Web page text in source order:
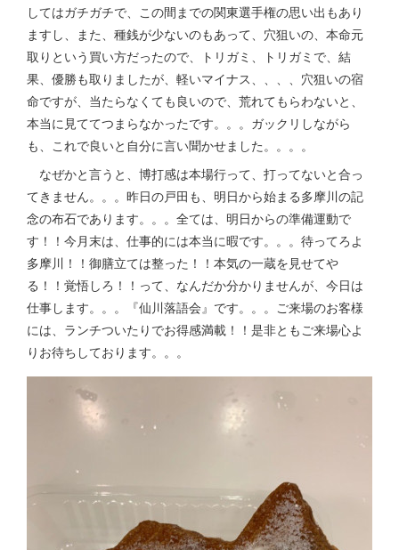
してはガチガチで、この間までの関東選手権の思い出もあり
ますし、また、種銭が少ないのもあって、穴狙いの、本命元
取りという買い方だったので、トリガミ、トリガミで、結
果、優勝も取りましたが、軽いマイナス、、、、穴狙いの宿
命ですが、当たらなくても良いので、荒れてもらわないと、
本当に見ててつまらなかったです。。。ガックリしながら
も、これで良いと自分に言い聞かせました。。。。
なぜかと言うと、博打感は本場行って、打ってないと合っ
てきません。。。昨日の戸田も、明日から始まる多摩川の記
念の布石であります。。。全ては、明日からの準備運動で
す！！今月末は、仕事的には本当に暇です。。。待ってろよ
多摩川！！御膳立ては整った！！本気の一蔵を見せてや
る！！覚悟しろ！！って、なんだか分かりませんが、今日は
仕事します。。。『仙川落語会』です。。。ご来場のお客様
には、ランチついたりでお得感満載！！是非ともご来場心よ
りお待ちしております。。。